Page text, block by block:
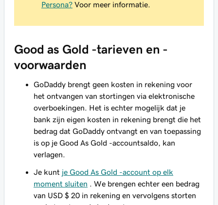
Persona? Voor meer informatie.
Good as Gold -tarieven en -
voorwaarden
GoDaddy brengt geen kosten in rekening voor
het ontvangen van stortingen via elektronische
overboekingen. Het is echter mogelijk dat je
bank zijn eigen kosten in rekening brengt die het
bedrag dat GoDaddy ontvangt en van toepassing
is op je Good As Gold -accountsaldo, kan
verlagen.
Je kunt je Good As Gold -account op elk
moment sluiten . We brengen echter een bedrag
van USD $ 20 in rekening en vervolgens storten